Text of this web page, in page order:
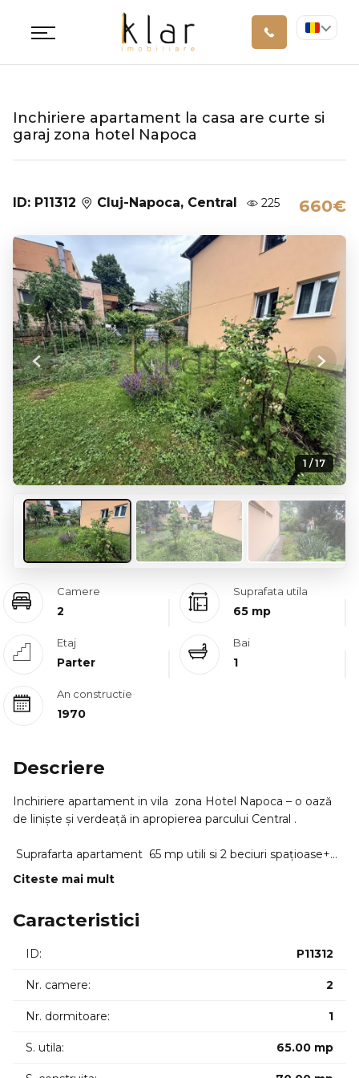
Inchiriere apartament la casa are curte si
garaj zona hotel Napoca
ID: P11312 Cluj-Napoca, Central 225 660€
1 / 17
Previous Next
Camere
2
Suprafata utila
65 mp
Etaj
Parter
Bai
1
An constructie
1970
Descriere
Inchiriere apartament in vila zona Hotel Napoca – o oază
de liniște și verdeață in apropierea parcului Central .
Suprafarta apartament 65 mp utili si 2 beciuri spațioase+
garaj
atmosferă plăcută.
Locuința oferă avantajele unui apartament dar și farmecul
unei case fiind perfectă pentru cei care apreciază natura
centrul orașului.
Apartamentul este decomandatcompus din living
Citeste mai mult
Caracteristici
ID: P11312
Nr. camere: 2
Nr. dormitoare: 1
S. utila: 65.00 mp